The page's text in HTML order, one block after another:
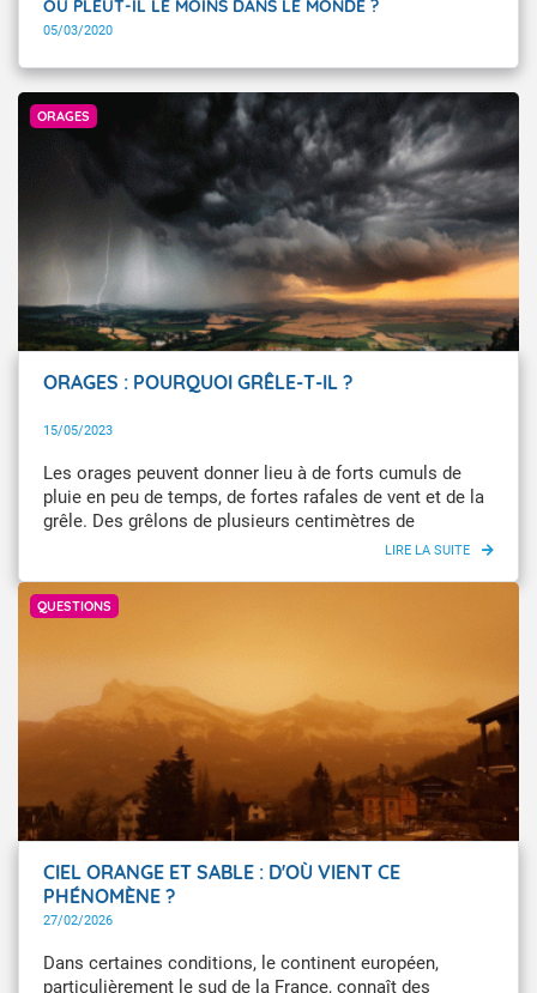
OÙ PLEUT-IL LE MOINS DANS LE MONDE ?
05/03/2020
ORAGES
Getty Images
ORAGES : POURQUOI GRÊLE-T-IL ?
15/05/2023
Les orages peuvent donner lieu à de forts cumuls de
pluie en peu de temps, de fortes rafales de vent et de la
grêle. Des grêlons de plusieurs centimètres de
diamètres sont parfois observés lors de ces épisodes.
QUESTIONS
Infoclimat / mikah74
CIEL ORANGE ET SABLE : D'OÙ VIENT CE
PHÉNOMÈNE ?
27/02/2026
Dans certaines conditions, le continent européen,
particulièrement le sud de la France, connaît des